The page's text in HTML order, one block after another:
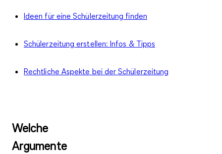
Ideen für eine Schülerzeitung finden
Schülerzeitung erstellen: Infos & Tipps
Rechtliche Aspekte bei der Schülerzeitung
Welche
Argumente